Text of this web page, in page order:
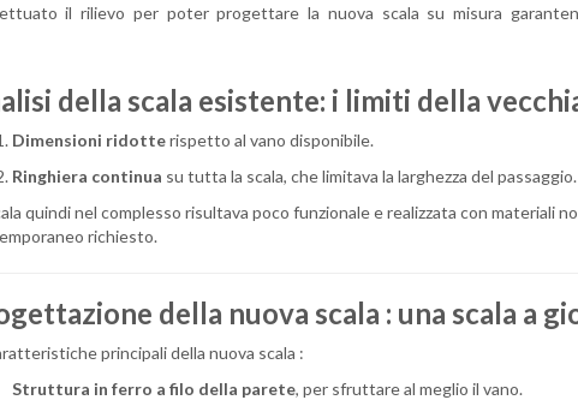
il rilievo per poter progettare la nuova scala su misura
della scala esistente: i limiti della
Dimensioni ridotterispetto al vano disponibile.
Ringhiera continua su tutta la scala, che limitava la larghezza del passaggio.
quindi nel complesso risultava poco funzionale e realizzata con materiali
richiesto.
della nuova scala : una scala a
principali della nuova scala :
Struttura in ferro a filo della parete, per sfruttare al meglio il vano.